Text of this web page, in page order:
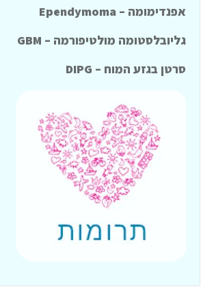
אפנדימומה – Ependymoma
גליובלסטומה מולטיפורמה – GBM
סרטן בגזע המוח – DIPG